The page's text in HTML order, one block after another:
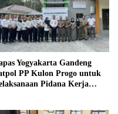
Yogyakarta Gandeng
PP Kulon Progo untuk
Pidana Kerja